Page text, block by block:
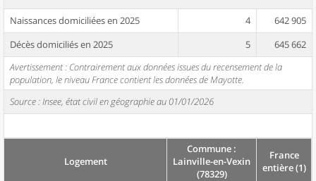
Naissances domiciliées en 2025 4
642 905
Décès domiciliés en 2025
5
645 662
Avertissement : Contrairement aux données issues du recensement de la
population, le niveau France contient les données de Mayotte.
Source : Insee, état civil en géographie au 01/01/2026
Logement
Commune :
Lainville-en-Vexin
(78329)
France
entière (1)